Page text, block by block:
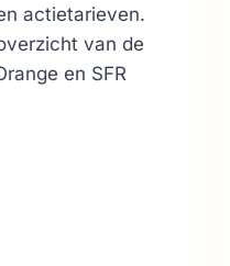
actietarieven.
van de
en SFR